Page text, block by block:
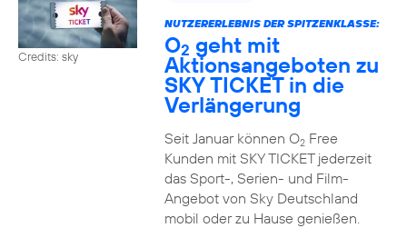
Credits: sky
NUTZERERLEBNIS DER SPITZENKLASSE:
O2 geht mit
Aktionsangeboten zu
SKY TICKET in die
Verlängerung
Seit Januar können O2Free
Kunden mit SKY TICKET jederzeit
das Sport-, Serien- und Film-
Angebot von Sky Deutschland
mobil oder zu Hause genießen.